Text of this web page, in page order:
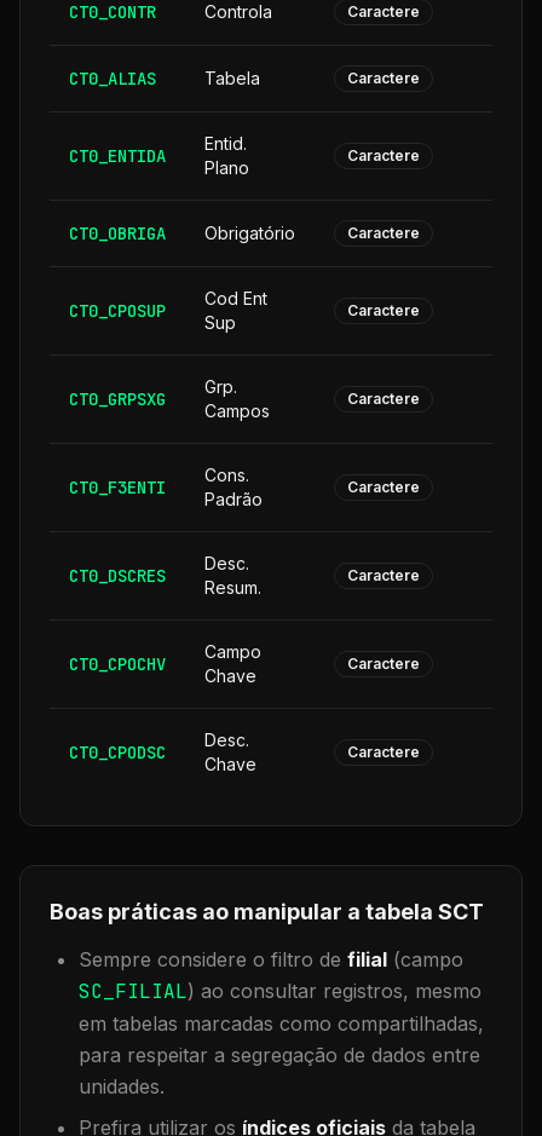
CT0_CONTR Controla Caractere
CT0_ALIAS Tabela Caractere
CT0_ENTIDA
Entid.
Plano
Caractere
CT0_OBRIGA Obrigatório Caractere
CT0_CPOSUP
Cod Ent
Sup
Caractere
CT0_GRPSXG
Grp.
Campos
Caractere
CT0_F3ENTI
Cons.
Padrão
Caractere
CT0_DSCRES
Desc.
Resum.
Caractere
CT0_CPOCHV
Campo
Chave
Caractere
CT0_CPODSC
Desc.
Chave
Caractere
Boas práticas ao manipular a tabela SCT
Sempre considere o filtro de filial (campo
SC_FILIAL) ao consultar registros, mesmo
em tabelas marcadas como compartilhadas,
para respeitar a segregação de dados entre
unidades.
Prefira utilizar os índices oficiais da tabela